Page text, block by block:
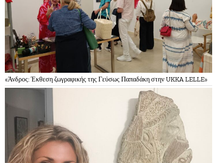
«Άνδρος: Έκθεση ζωγραφικής της Γεύσως Παπαδάκη στην UKKA LELLE»